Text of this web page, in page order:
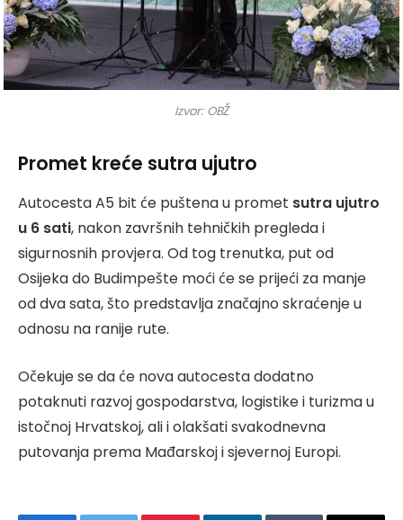
Izvor: OBŽ
Promet kreće sutra ujutro
Autocesta A5 bit će puštena u promet sutra ujutro
u 6 sati, nakon završnih tehničkih pregleda i
sigurnosnih provjera. Od tog trenutka, put od
Osijeka do Budimpešte moći će se prijeći za manje
od dva sata, što predstavlja značajno skraćenje u
odnosu na ranije rute.
Očekuje se da će nova autocesta dodatno
potaknuti razvoj gospodarstva, logistike i turizma u
istočnoj Hrvatskoj, ali i olakšati svakodnevna
putovanja prema Mađarskoj i sjevernoj Europi.